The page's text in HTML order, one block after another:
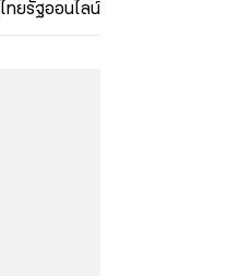
ไทยรัฐออนไลน์